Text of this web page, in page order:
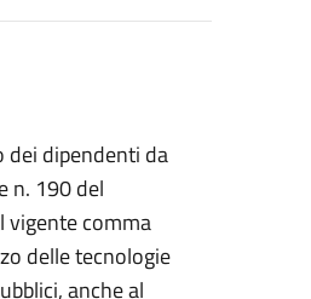
dei dipendenti da
n. 190 del
vigente comma
delle tecnologie
anche al